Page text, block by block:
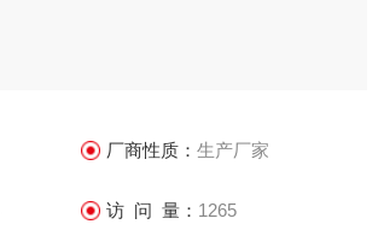
厂商性质： 生产厂家
访 问 量： 1265